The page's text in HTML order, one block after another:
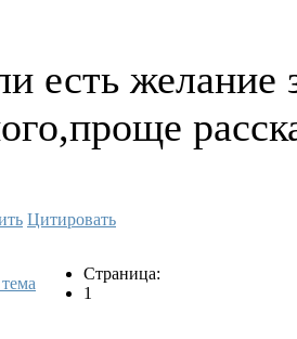
есть желание
Цитировать
Страница:
1